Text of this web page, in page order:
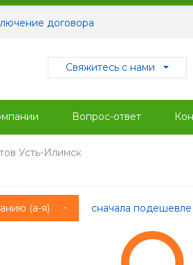
договора
Свяжитесь с нами
Вопрос-ответ
Усть-Илимск
(а-я)
сначала подешевле